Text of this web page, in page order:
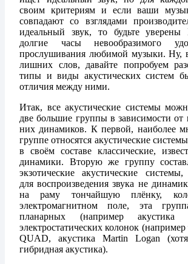
своим критериям и если ваши
совпадают со взглядами
идеальный звук, то будьте уверены
долгие часы невообразимого
прослушивания любимой музыки. Ну,
лишних слов, давайте попробуем
типы и виды акустических систем
отличия между ними.
Итак, все акустические системы
две большие группы в зависимости
них динамиков. К первой, наиболее
группе относятся акустические
в своём составе классические,
динамики. Вторую же группу
экзотические акустические
для воспроизведения звука не
на раму тончайшую плёнку,
электромагнитном поле, эта
планарных (например акустика
электростатических колонок
QUAD, акустика Martin Logan
гибридная акустика).